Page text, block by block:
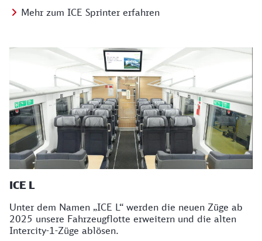
Mehr zum ICE Sprinter erfahren
ICE L
Unter dem Namen „ICE L“ werden die neuen Züge ab
2025 unsere Fahrzeugflotte erweitern und die alten
Intercity-1-Züge ablösen.